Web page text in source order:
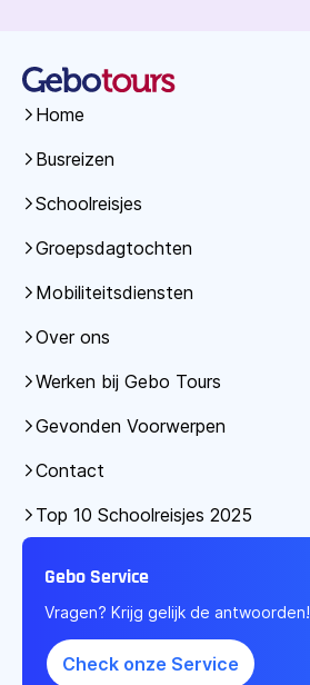
Home
Busreizen
Schoolreisjes
Groepsdagtochten
Mobiliteitsdiensten
Over ons
Werken bij Gebo Tours
Gevonden Voorwerpen
Contact
Top 10 Schoolreisjes 2025
Gebo Service
Vragen? Krijg gelijk de antwoorden!
Check onze Service